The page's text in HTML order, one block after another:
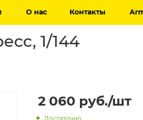
О нас Контакты
1/144
2 060 руб./шт
Достаточно